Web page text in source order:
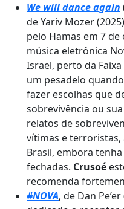
We will dance again
de Yariv Mozer
pelo Hamas em 7
música eletrônica
Israel, perto da
um pesadelo
fazer escolhas que
sobrevivência ou
relatos de
vítimas e terroristas,
Brasil, embora
fechadas. Crusoé
recomenda
#NOVA, de Dan